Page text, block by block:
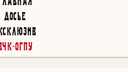
Досье
ВЧК-ОГПУ